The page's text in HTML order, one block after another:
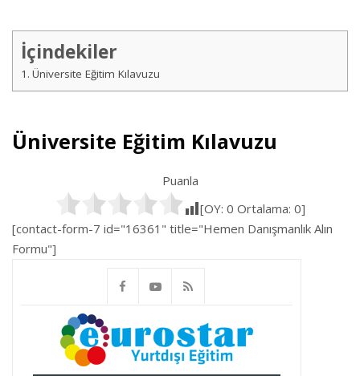
İçindekiler
Üniversite Eğitim Kılavuzu
Üniversite Eğitim Kılavuzu
Puanla
[OY: 0 Ortalama: 0]
[contact-form-7 id="16361" title="Hemen Danışmanlık Alın
Formu"]